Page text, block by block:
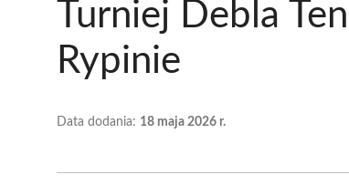
Turniej Debla
Rypinie
Data dodania: 18 maja 2026 r.